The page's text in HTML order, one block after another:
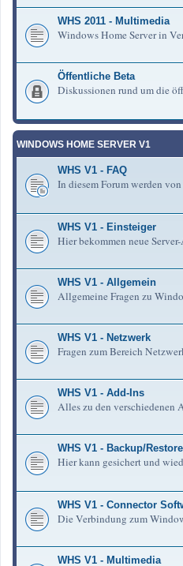
WHS 2011 - Multimedia
Windows Home Server in
Öffentliche Beta
Diskussionen rund um die
WINDOWS HOME SERVER V1
WHS V1 - FAQ
In diesem Forum werden
WHS V1 - Einsteiger
Hier bekommen neue
WHS V1 - Allgemein
Allgemeine Fragen zu
WHS V1 - Netzwerk
Fragen zum Bereich
WHS V1 - Add-Ins
Alles zu den verschiedenen
WHS V1 - Backup/Restore
Hier kann gesichert und
WHS V1 - Connector
Die Verbindung zum
WHS V1 - Multimedia